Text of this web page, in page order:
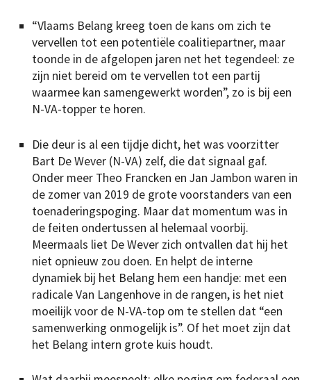
“Vlaams Belang kreeg toen de kans om zich te
vervellen tot een potentiële coalitiepartner, maar
toonde in de afgelopen jaren net het tegendeel: ze
zijn niet bereid om te vervellen tot een partij
waarmee kan samengewerkt worden”, zo is bij een
N-VA-topper te horen.
Die deur is al een tijdje dicht, het was voorzitter
Bart De Wever (N-VA) zelf, die dat signaal gaf.
Onder meer Theo Francken en Jan Jambon waren in
de zomer van 2019 de grote voorstanders van een
toenaderingspoging. Maar dat momentum was in
de feiten ondertussen al helemaal voorbij.
Meermaals liet De Wever zich ontvallen dat hij het
niet opnieuw zou doen. En helpt de interne
dynamiek bij het Belang hem een handje: met een
radicale Van Langenhove in de rangen, is het niet
moeilijk voor de N-VA-top om te stellen dat “een
samenwerking onmogelijk is”. Of het moet zijn dat
het Belang intern grote kuis houdt.